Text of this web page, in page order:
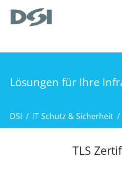
Zum Hauptinhalt springen
Lösungen für Ihre
DSI IT Schutz & Sicherheit
TLS